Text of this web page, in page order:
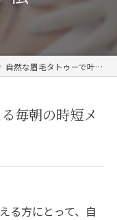
自然な眉毛タトゥーで叶える毎朝の時短メイク法
毎朝の時短メ
る方にとって、自